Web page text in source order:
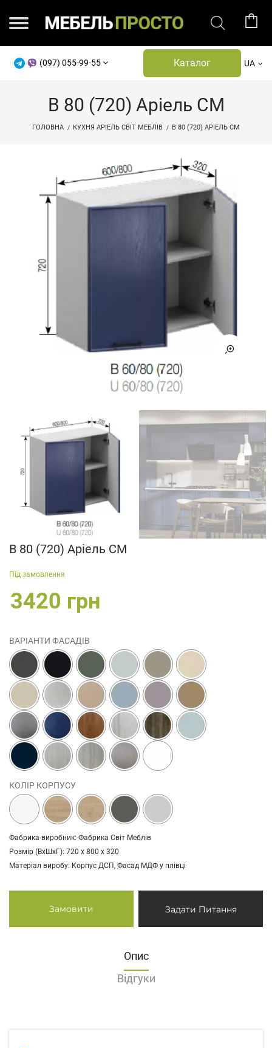
(097) 055-99-55 Каталог UA
В 80 (720) Аріель СМ
ГОЛОВНА КУХНЯ АРІЕЛЬ СВІТ МЕБЛІВ В 80 (720) АРІЕЛЬ СМ
В 80 (720) Аріель СМ
Під замовлення
3420 грн
ВАРІАНТИ ФАСАДІВ
КОЛІР КОРПУСУ
Фабрика-виробник: Фабрика Світ Меблів
Розмір (ВхШхГ): 720 х 800 х 320
Матеріал виробу: Корпус ДСП, Фасад МДФ у плівці
Замовити Задати Питання
Опис
Відгуки